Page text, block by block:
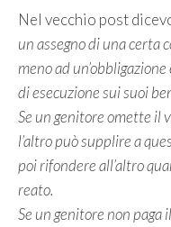
Nel vecchio post
un assegno di una certa
meno ad
di esecuzione sui suoi
Se un genitore omette il
l’altro può supplire a
poi rifondere all’altro
reato.
Se un genitore non